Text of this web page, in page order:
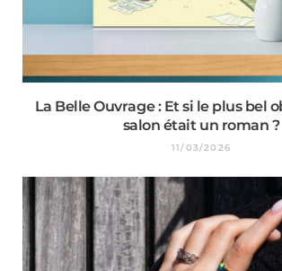
La Belle Ouvrage : Et si le plus bel
salon était un roman ?
11/03/2026